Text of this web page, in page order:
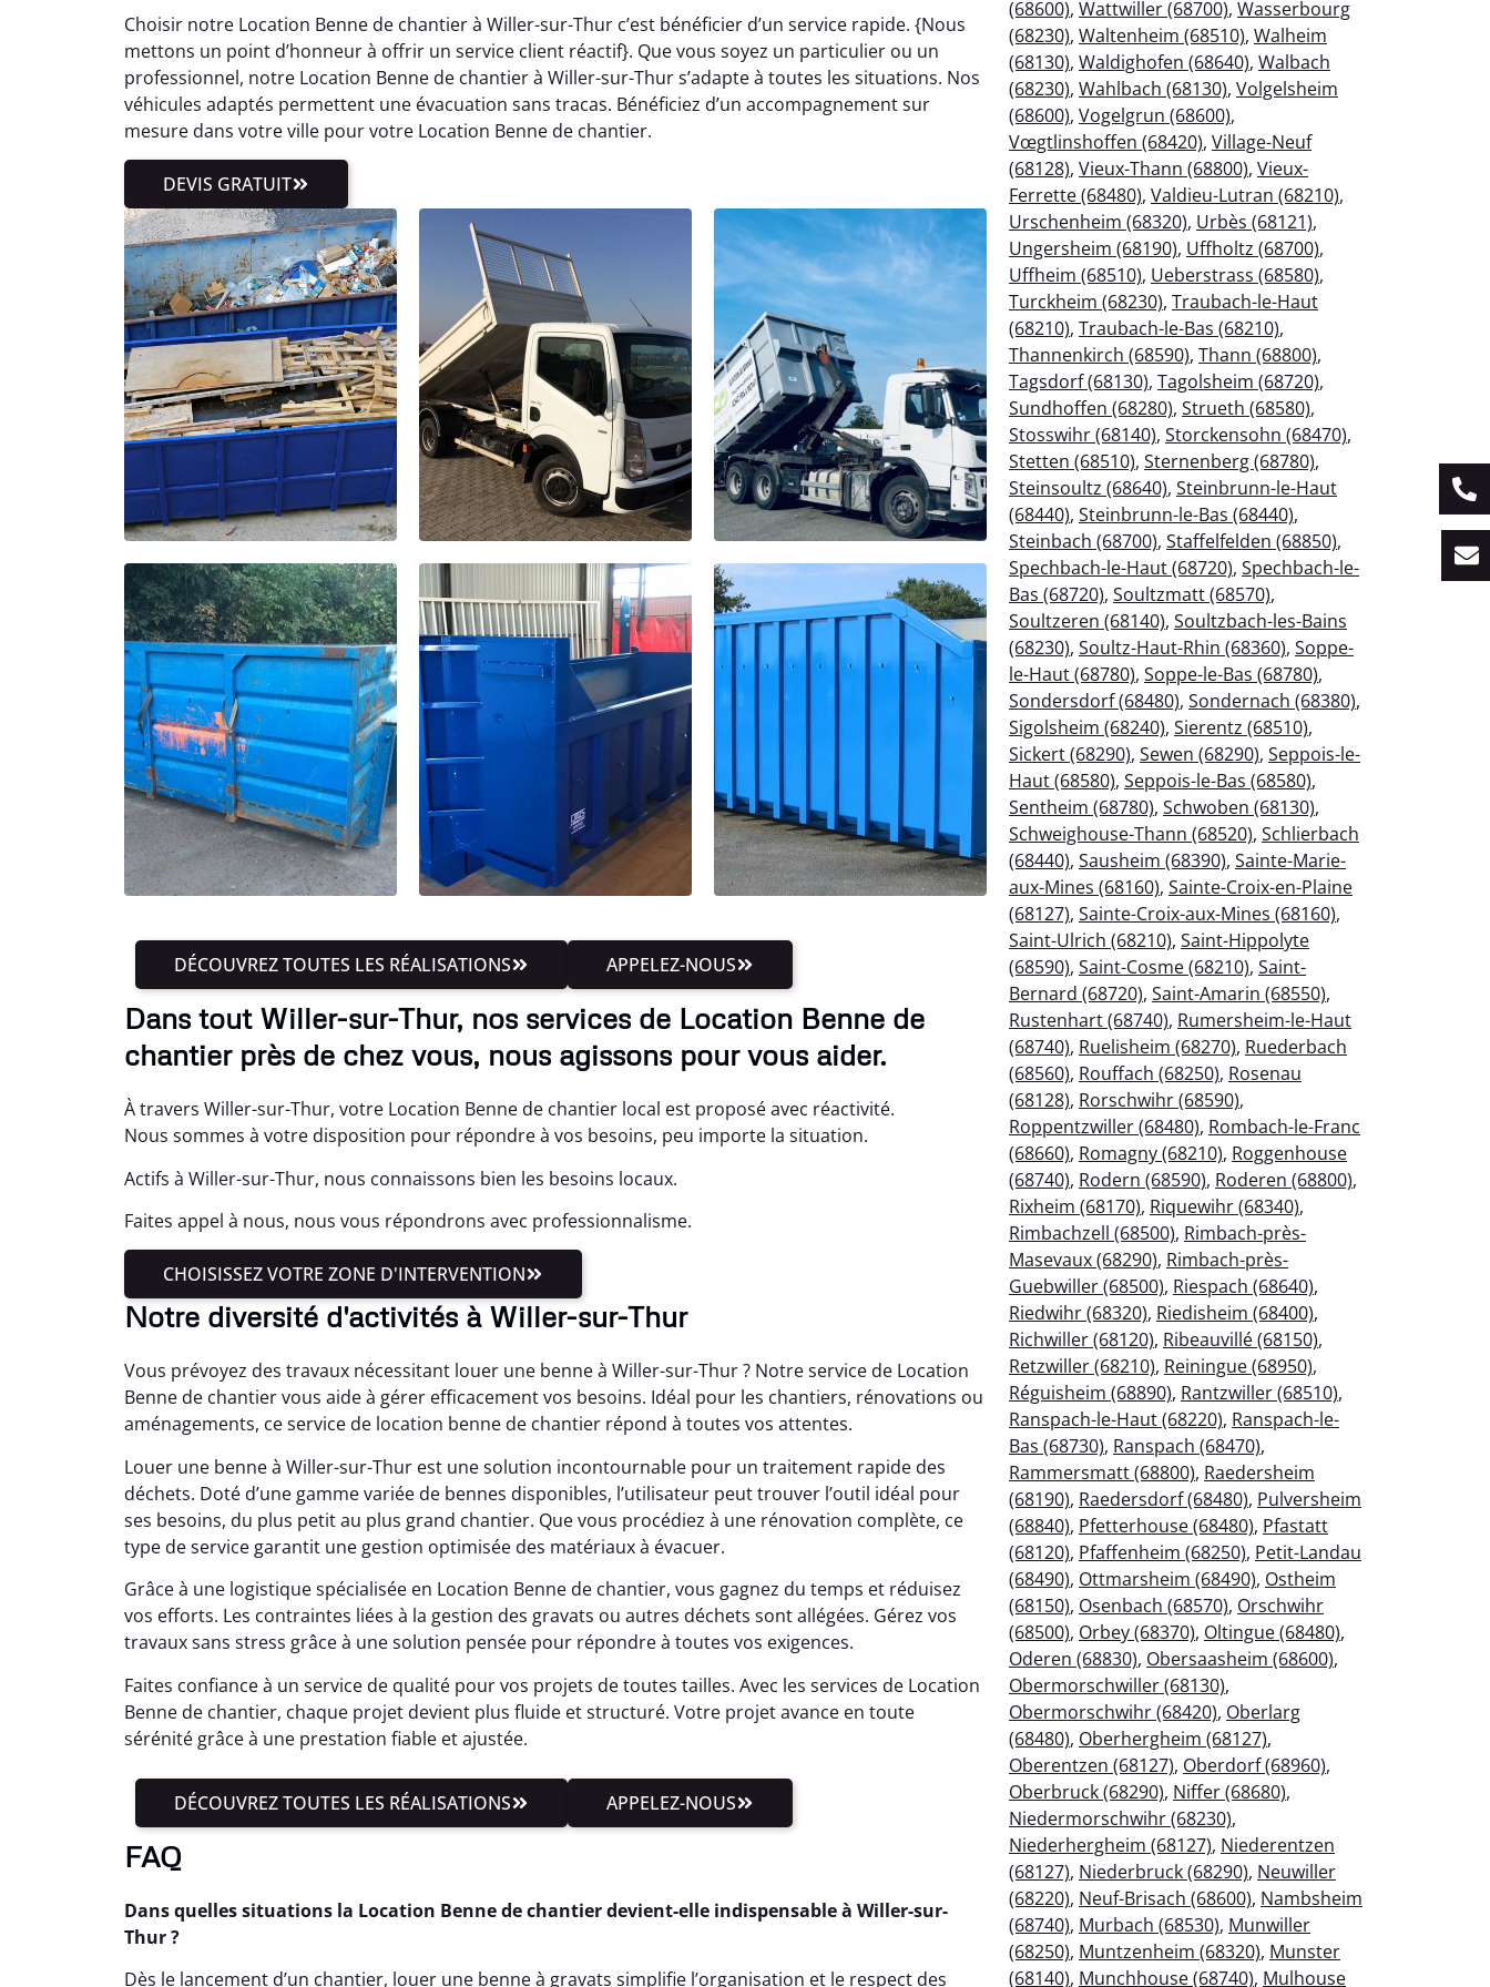
Choisir notre Location Benne de chantier à Willer-sur-Thur c’est bénéficier d’un service rapide. {Nous
mettons un point d’honneur à offrir un service client réactif}. Que vous soyez un particulier ou un
professionnel, notre Location Benne de chantier à Willer-sur-Thur s’adapte à toutes les situations. Nos
véhicules adaptés permettent une évacuation sans tracas. Bénéficiez d’un accompagnement sur
mesure dans votre ville pour votre Location Benne de chantier.
DEVIS GRATUIT
DÉCOUVREZ TOUTES LES RÉALISATIONS APPELEZ-NOUS
Dans tout Willer-sur-Thur, nos services de Location Benne de
chantier près de chez vous, nous agissons pour vous aider.
À travers Willer-sur-Thur, votre Location Benne de chantier local est proposé avec réactivité.
Nous sommes à votre disposition pour répondre à vos besoins, peu importe la situation.
Actifs à Willer-sur-Thur, nous connaissons bien les besoins locaux.
Faites appel à nous, nous vous répondrons avec professionnalisme.
CHOISISSEZ VOTRE ZONE D'INTERVENTION
Notre diversité d'activités à Willer-sur-Thur
Vous prévoyez des travaux nécessitant louer une benne à Willer-sur-Thur ? Notre service de Location
Benne de chantier vous aide à gérer efficacement vos besoins. Idéal pour les chantiers, rénovations ou
aménagements, ce service de location benne de chantier répond à toutes vos attentes.
Louer une benne à Willer-sur-Thur est une solution incontournable pour un traitement rapide des
déchets. Doté d’une gamme variée de bennes disponibles, l’utilisateur peut trouver l’outil idéal pour
ses besoins, du plus petit au plus grand chantier. Que vous procédiez à une rénovation complète, ce
type de service garantit une gestion optimisée des matériaux à évacuer.
Grâce à une logistique spécialisée en Location Benne de chantier, vous gagnez du temps et réduisez
vos efforts. Les contraintes liées à la gestion des gravats ou autres déchets sont allégées. Gérez vos
travaux sans stress grâce à une solution pensée pour répondre à toutes vos exigences.
Faites confiance à un service de qualité pour vos projets de toutes tailles. Avec les services de Location
Benne de chantier, chaque projet devient plus fluide et structuré. Votre projet avance en toute
sérénité grâce à une prestation fiable et ajustée.
DÉCOUVREZ TOUTES LES RÉALISATIONS APPELEZ-NOUS
FAQ
Dans quelles situations la Location Benne de chantier devient-elle indispensable à Willer-sur-
Thur ?
Dès le lancement d’un chantier, louer une benne à gravats simplifie l’organisation et le respect des
(68600), Wattwiller (68700), Wasserbourg
(68230), Waltenheim (68510), Walheim
(68130), Waldighofen (68640), Walbach
(68230), Wahlbach (68130), Volgelsheim
(68600), Vogelgrun (68600),
Vœgtlinshoffen (68420), Village-Neuf
(68128), Vieux-Thann (68800), Vieux-
Ferrette (68480), Valdieu-Lutran (68210),
Urschenheim (68320), Urbès (68121),
Ungersheim (68190), Uffholtz (68700),
Uffheim (68510), Ueberstrass (68580),
Turckheim (68230), Traubach-le-Haut
(68210), Traubach-le-Bas (68210),
Thannenkirch (68590), Thann (68800),
Tagsdorf (68130), Tagolsheim (68720),
Sundhoffen (68280), Strueth (68580),
Stosswihr (68140), Storckensohn (68470),
Stetten (68510), Sternenberg (68780),
Steinsoultz (68640), Steinbrunn-le-Haut
(68440), Steinbrunn-le-Bas (68440),
Steinbach (68700), Staffelfelden (68850),
Spechbach-le-Haut (68720), Spechbach-le-
Bas (68720), Soultzmatt (68570),
Soultzeren (68140), Soultzbach-les-Bains
(68230), Soultz-Haut-Rhin (68360), Soppe-
le-Haut (68780), Soppe-le-Bas (68780),
Sondersdorf (68480), Sondernach (68380),
Sigolsheim (68240), Sierentz (68510),
Sickert (68290), Sewen (68290), Seppois-le-
Haut (68580), Seppois-le-Bas (68580),
Sentheim (68780), Schwoben (68130),
Schweighouse-Thann (68520), Schlierbach
(68440), Sausheim (68390), Sainte-Marie-
aux-Mines (68160), Sainte-Croix-en-Plaine
(68127), Sainte-Croix-aux-Mines (68160),
Saint-Ulrich (68210), Saint-Hippolyte
(68590), Saint-Cosme (68210), Saint-
Bernard (68720), Saint-Amarin (68550),
Rustenhart (68740), Rumersheim-le-Haut
(68740), Ruelisheim (68270), Ruederbach
(68560), Rouffach (68250), Rosenau
(68128), Rorschwihr (68590),
Roppentzwiller (68480), Rombach-le-Franc
(68660), Romagny (68210), Roggenhouse
(68740), Rodern (68590), Roderen (68800),
Rixheim (68170), Riquewihr (68340),
Rimbachzell (68500), Rimbach-près-
Masevaux (68290), Rimbach-près-
Guebwiller (68500), Riespach (68640),
Riedwihr (68320), Riedisheim (68400),
Richwiller (68120), Ribeauvillé (68150),
Retzwiller (68210), Reiningue (68950),
Réguisheim (68890), Rantzwiller (68510),
Ranspach-le-Haut (68220), Ranspach-le-
Bas (68730), Ranspach (68470),
Rammersmatt (68800), Raedersheim
(68190), Raedersdorf (68480), Pulversheim
(68840), Pfetterhouse (68480), Pfastatt
(68120), Pfaffenheim (68250), Petit-Landau
(68490), Ottmarsheim (68490), Ostheim
(68150), Osenbach (68570), Orschwihr
(68500), Orbey (68370), Oltingue (68480),
Oderen (68830), Obersaasheim (68600),
Obermorschwiller (68130),
Obermorschwihr (68420), Oberlarg
(68480), Oberhergheim (68127),
Oberentzen (68127), Oberdorf (68960),
Oberbruck (68290), Niffer (68680),
Niedermorschwihr (68230),
Niederhergheim (68127), Niederentzen
(68127), Niederbruck (68290), Neuwiller
(68220), Neuf-Brisach (68600), Nambsheim
(68740), Murbach (68530), Munwiller
(68250), Muntzenheim (68320), Munster
(68140), Munchhouse (68740), Mulhouse